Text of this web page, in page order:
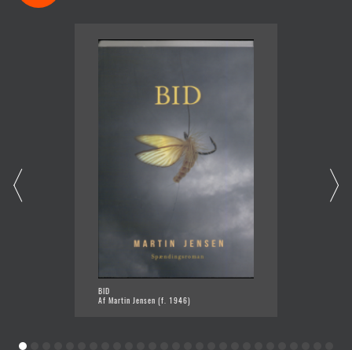
BID
Af Martin Jensen (f. 1946)